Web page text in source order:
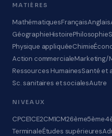
MATIÈRES
MathématiquesFrançaisAnglais
GéographieHistoirePhilosophie
Physique appliquéeChimie
Action commercialeMarketing/
Ressources HumainesSanté et
Sc. sanitaires et socialesAutre
NIVEAUX
CPCE1CE2CM1CM26ème5ème
TerminaleÉtudes supérieures